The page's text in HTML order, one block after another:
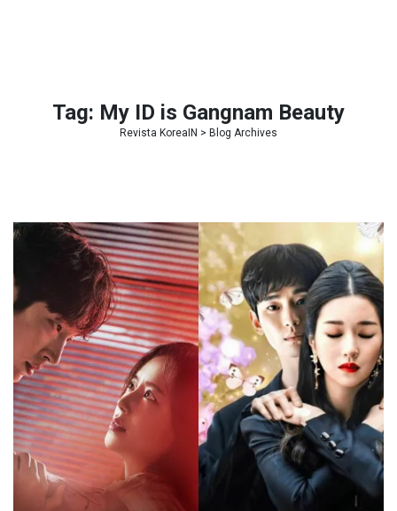
Tag: My ID is Gangnam Beauty
Revista KoreaIN > Blog Archives